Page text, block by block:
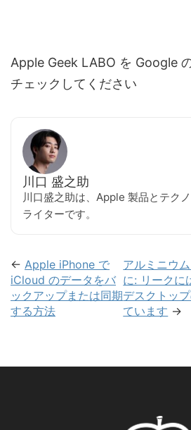
Apple Geek LABO を Google
チェックしてください
川口 盛之助
川口盛之助は、Apple 製品とテク
ライターです。
← Apple iPhone で
iCloud のデータをバ
ックアップまたは同期
する方法
アルミニウ
に: リーク
デスクトッ
ています →